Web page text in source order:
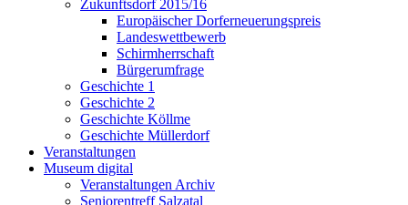
Zukunftsdorf 2015/16
Europäischer Dorferneuerungspreis
Landeswettbewerb
Schirmherrschaft
Bürgerumfrage
Geschichte 1
Geschichte 2
Geschichte Köllme
Geschichte Müllerdorf
Veranstaltungen
Museum digital
Veranstaltungen Archiv
Seniorentreff Salzatal